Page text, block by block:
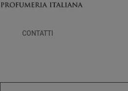
CONTATTI